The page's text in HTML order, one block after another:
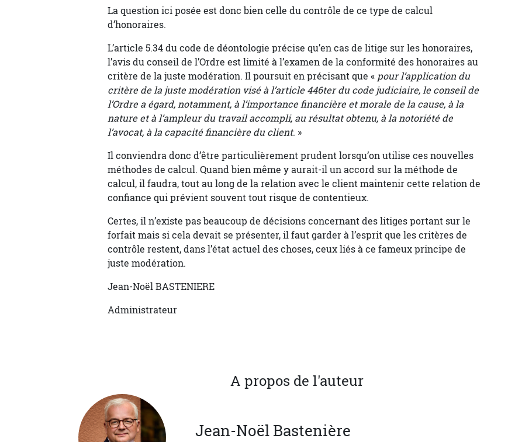
La question ici posée est donc bien celle du contrôle de ce type de calcul
d’honoraires.
L’article 5.34 du code de déontologie précise qu’en cas de litige sur les honoraires,
l’avis du conseil de l’Ordre est limité à l’examen de la conformité des honoraires au
critère de la juste modération. Il poursuit en précisant que « pour l’application du
critère de la juste modération visé à l’article 446ter du code judiciaire, le conseil de
l’Ordre a égard, notamment, à l’importance financière et morale de la cause, à la
nature et à l’ampleur du travail accompli, au résultat obtenu, à la notoriété de
l’avocat, à la capacité financière du client. »
Il conviendra donc d’être particulièrement prudent lorsqu’on utilise ces nouvelles
méthodes de calcul. Quand bien même y aurait-il un accord sur la méthode de
calcul, il faudra, tout au long de la relation avec le client maintenir cette relation de
confiance qui prévient souvent tout risque de contentieux.
Certes, il n’existe pas beaucoup de décisions concernant des litiges portant sur le
forfait mais si cela devait se présenter, il faut garder à l’esprit que les critères de
contrôle restent, dans l’état actuel des choses, ceux liés à ce fameux principe de
juste modération.
Jean-Noël BASTENIERE
Administrateur
A propos de l'auteur
Jean-Noël Bastenière